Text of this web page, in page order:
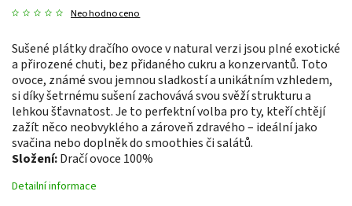
Neohodnoceno
Sušené plátky dračího ovoce v natural verzi jsou plné exotické
a přirozené chuti, bez přidaného cukru a konzervantů. Toto
ovoce, známé svou jemnou sladkostí a unikátním vzhledem,
si díky šetrnému sušení zachovává svou svěží strukturu a
lehkou šťavnatost. Je to perfektní volba pro ty, kteří chtějí
zažít něco neobvyklého a zároveň zdravého – ideální jako
svačina nebo doplněk do smoothies či salátů.
Složení:Dračí ovoce 100%
Detailní informace